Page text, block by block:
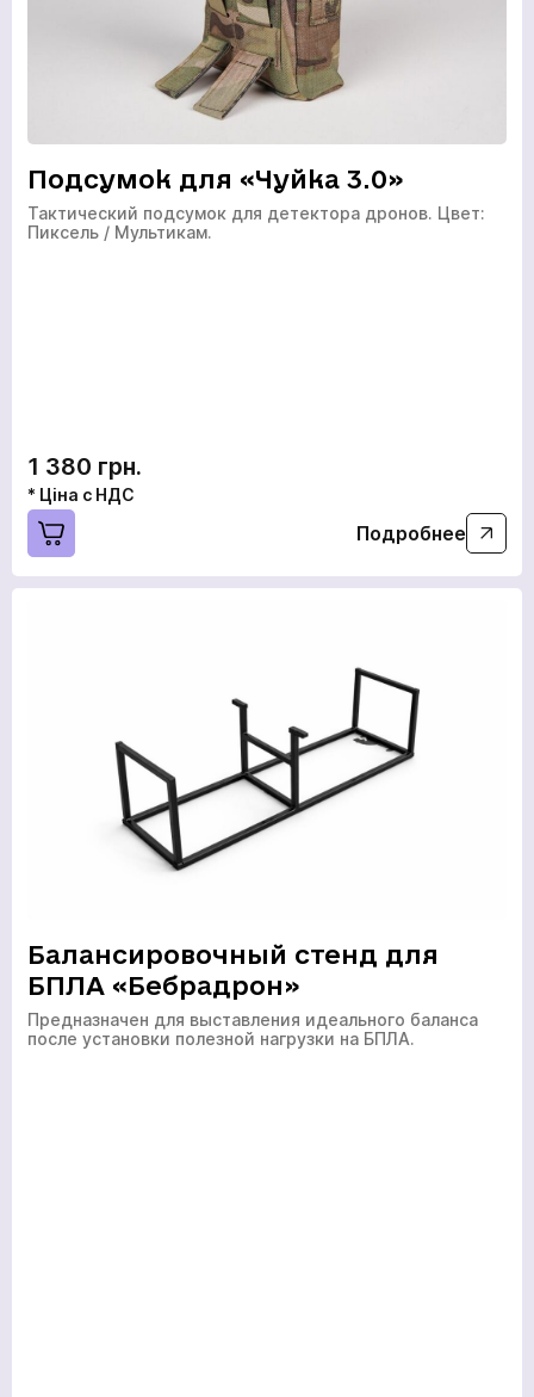
Подсумок для «Чуйка 3.0»
Тактический подсумок для детектора дронов. Цвет:
Пиксель / Мультикам.
1 380 грн.
* Ціна с НДС
Подробнее
Балансировочный стенд для
БПЛА «Бебрадрон»
Предназначен для выставления идеального баланса
после установки полезной нагрузки на БПЛА.